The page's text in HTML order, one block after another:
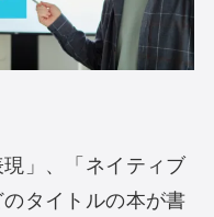
現」、「ネイティブ
タイトルの本が書